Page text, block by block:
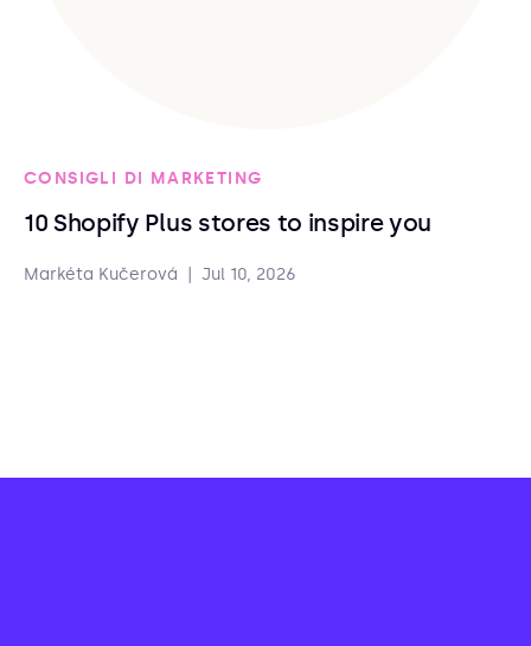
CONSIGLI DI MARKETING
10 Shopify Plus stores to inspire you
Markéta Kučerová Jul 10, 2026